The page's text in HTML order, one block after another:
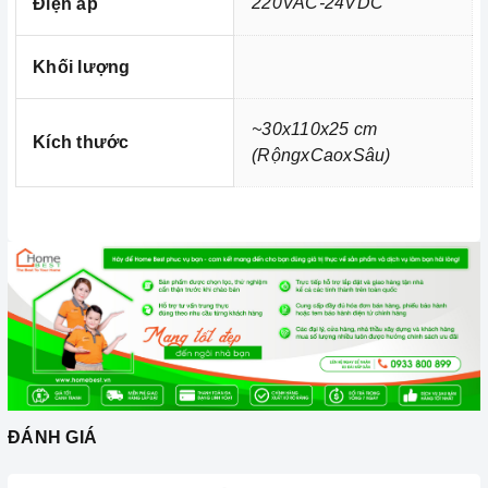
Do sử dụng màng sợi rỗng mà không có tác động hóa
sinh học vào nước. Nước đầu ra vẫn đảm bảo được các
tính chất hóa học của nước. Hơn nữa màng lọc còn có
lọc nước UF công
suất 3m3/h
Khối lượng
Kích thước
~30x110x25 cm
(RộngxCaoxSâu)
ĐÁNH GIÁ